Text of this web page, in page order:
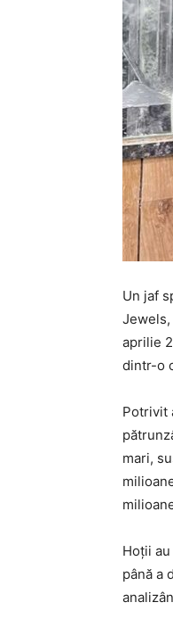
Un jaf
aprilie
dintr-o
Potrivit
mari,
Hoții
până a